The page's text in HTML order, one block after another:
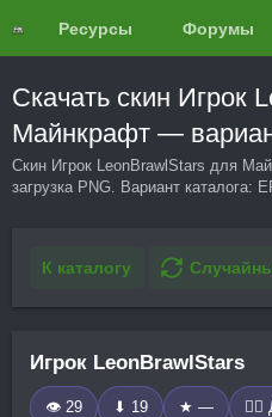
Ресурсы Форумы
Скачать скин Игрок
Майнкрафт —
Скин Игрок LeonBrawlStars для
загрузка PNG. Вариант каталога:
К каталогу
Игрок LeonBrawlStars
👁 29 ⬇ 19 ★ —